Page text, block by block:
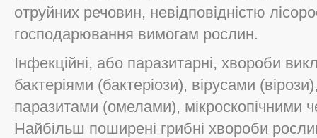
отруйних речовин, невідповідністю
господарювання вимогам рослин.
Інфекційні, або паразитарні, хвороби
бактеріями (бактеріози), вірусами
паразитами (омелами), мікроскопічними
Найбільш поширені грибні хвороби